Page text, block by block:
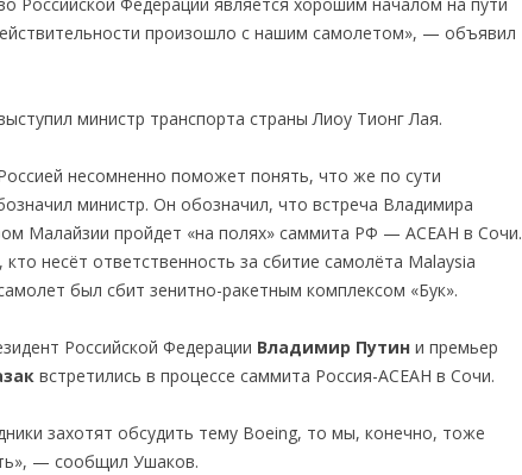
произошло с нашим самолетом», — объявил
министр транспорта страны Лиоу Тионг Лая.
несомненно поможет понять, что же по сути
министр. Он обозначил, что встреча Владимира
Малайзии пройдет «на полях» саммита РФ — АСЕАН в Сочи.
несёт ответственность за сбитие самолёта Malaysia
был сбит зенитно-ракетным комплексом «Бук».
Российской Федерации Владимир Путин и премьер
встретились в процессе саммита Россия-АСЕАН в Сочи.
захотят обсудить тему Boeing, то мы, конечно, тоже
— сообщил Ушаков.